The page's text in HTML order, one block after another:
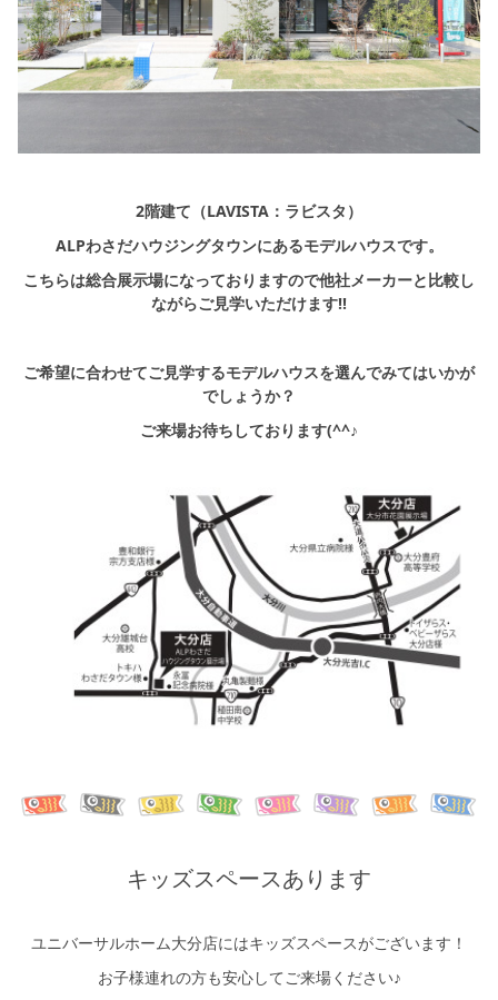
2階建て（LAVISTA：ラビスタ）
ALPわさだハウジングタウンにあるモデルハウスです。
こちらは総合展示場になっておりますので他社メーカーと比較し
ながらご見学いただけます!!
ご希望に合わせてご見学するモデルハウスを選んでみてはいかが
でしょうか？
ご来場お待ちしております(^^♪
キッズスペースあります
ユニバーサルホーム大分店にはキッズスペースがございます！
お子様連れの方も安心してご来場ください♪